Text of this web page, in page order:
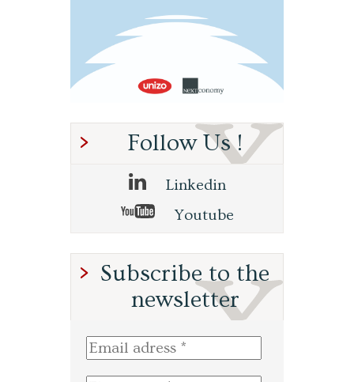
Follow Us !
Linkedin
Youtube
Subscribe to the
newsletter